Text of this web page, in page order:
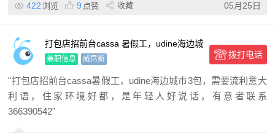
422 浏览 9 点赞 收藏 05月25日
打包店招前台cassa 暑假工，udine海边城
市3包，
兼职信息 威尼斯 拨打电话
"打包店招前台cassa暑假工，udine海边城市3包，需要流利意大
利语，住家环境好都，是年轻人好说话，有意者联系
366390542"